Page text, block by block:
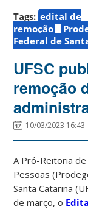
Tags: edital de
remoção
Federal de
UFSC
remoção
10/03/2023 16:43
A Pró-Reitoria
Pessoas
Santa Catarina
de março, o